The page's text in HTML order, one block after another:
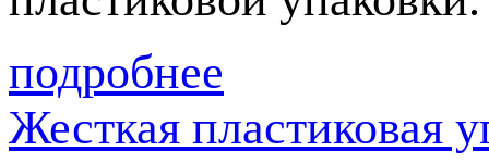
подробнее
Жесткая пластиковая